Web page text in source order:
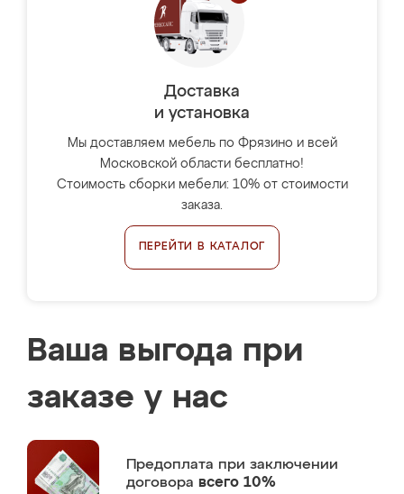
Доставка
и установка
Мы доставляем мебель по Фрязино и всей
Московской области бесплатно!
Стоимость сборки мебели: 10% от стоимости
заказа.
ПЕРЕЙТИ В КАТАЛОГ
Ваша выгода при
заказе у нас
Предоплата при заключении
договора всего 10%